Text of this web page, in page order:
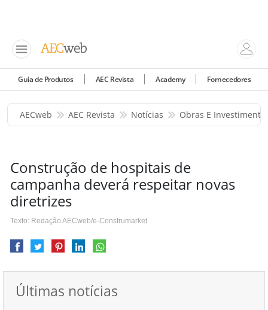
Guia de Produtos AEC Revista Academy Fornecedores
AECweb AEC Revista Notícias Obras E
Construção de hospitais de
campanha deverá respeitar novas
diretrizes
Texto: Redação AECweb/e-Construmarket
Últimas notícias